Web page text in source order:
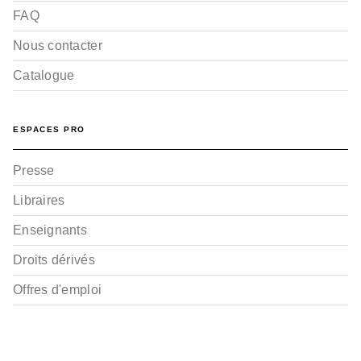
FAQ
Nous contacter
Catalogue
ESPACES PRO
Presse
Libraires
Enseignants
Droits dérivés
Offres d'emploi